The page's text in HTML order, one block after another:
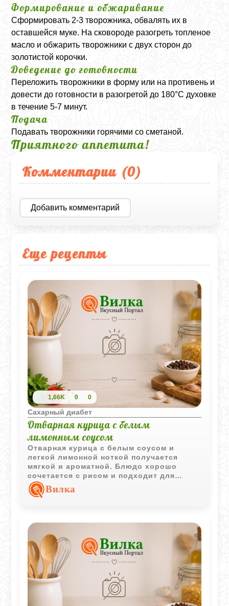
Формирование и обжаривание
Сформировать 2-3 творожника, обвалять их в
оставшейся муке. На сковороде разогреть топленое
масло и обжарить творожники с двух сторон до
золотистой корочки.
Доведение до готовности
Переложить творожники в форму или на противень и
довести до готовности в разогретой до 180°C духовке
в течение 5-7 минут.
Подача
Подавать творожники горячими со сметаной.
Приятного аппетита!
Комментарии (0)
Добавить комментарий
Еще рецепты
1,66K 0 0
Сахарный диабет
Отварная курица с белым
лимонным соусом
Отварная курица с белым соусом и
легкой лимонной ноткой получается
мягкой и ароматной. Блюдо хорошо
сочетается с рисом и подходит для
спокойного домашнего обеда.
Вилка